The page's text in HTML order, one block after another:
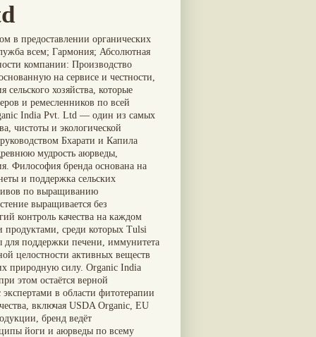
предоставлении органических
всем; Гармония; Абсолютная
компании: Производство
на сервисе и честности,
хозяйства, которые
и ремесленников по всей
India Pvt. Ltd — один из самых
чистоты и экологической
Бхарати и Капила
мудрость аюрведы,
Философия бренда основана на
и поддержка сельских
по выращиванию
выращивается без
контроль качества на каждом
продуктами, среди которых Tulsi
для поддержки печени, иммунитета
целостности активных веществ
природную силу. Organic India
этом остаётся верной
в области фитотерапии
включая USDA Organic, EU
бренд ведёт
йоги и аюрведы по всему